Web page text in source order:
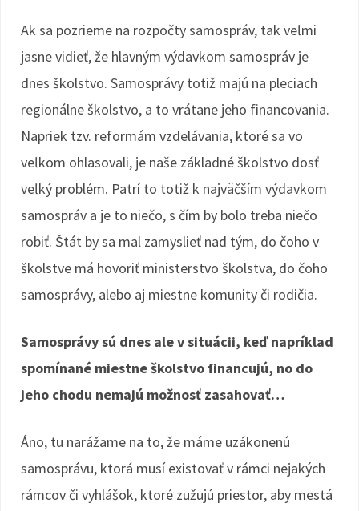
Ak sa pozrieme na rozpočty samospráv, tak veľmi
jasne vidieť, že hlavným výdavkom samospráv je
dnes školstvo. Samosprávy totiž majú na pleciach
regionálne školstvo, a to vrátane jeho financovania.
Napriek tzv. reformám vzdelávania, ktoré sa vo
veľkom ohlasovali, je naše základné školstvo dosť
veľký problém. Patrí to totiž k najväčším výdavkom
samospráv a je to niečo, s čím by bolo treba niečo
robiť. Štát by sa mal zamyslieť nad tým, do čoho v
školstve má hovoriť ministerstvo školstva, do čoho
samosprávy, alebo aj miestne komunity či rodičia.
Samosprávy sú dnes ale v situácii, keď napríklad
spomínané miestne školstvo financujú, no do
jeho chodu nemajú možnosť zasahovať…
Áno, tu narážame na to, že máme uzákonenú
samosprávu, ktorá musí existovať v rámci nejakých
rámcov či vyhlášok, ktoré zužujú priestor, aby mestá